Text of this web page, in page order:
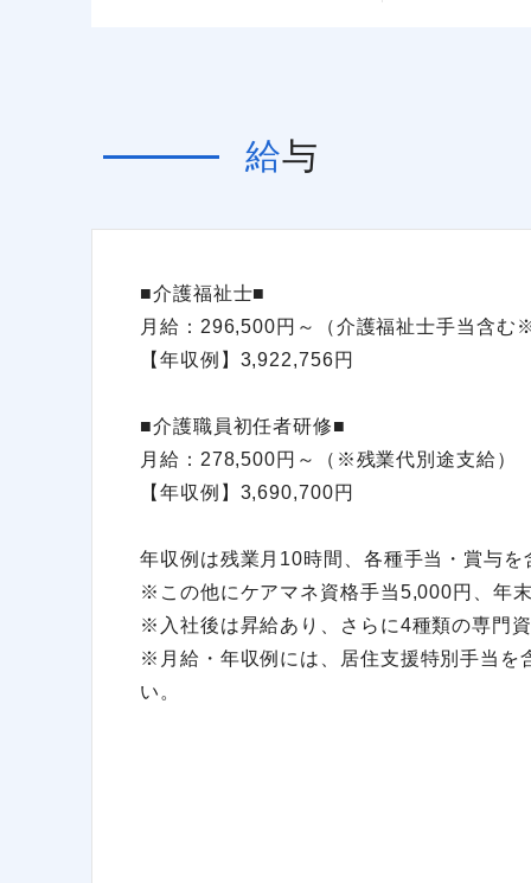
給与
■介護福祉士■
月給：296,500円～（介護福祉士手当含む
【年収例】3,922,756円
■介護職員初任者研修■
月給：278,500円～（※残業代別途支給）
【年収例】3,690,700円
年収例は残業月10時間、各種手当・賞与を
※この他にケアマネ資格手当5,000円、年
※入社後は昇給あり、さらに4種類の専門
※月給・年収例には、居住支援特別手当を
い。